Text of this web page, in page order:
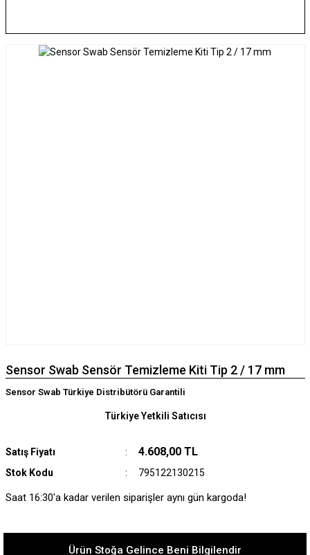
Sensor Swab Sensör Temizleme Kiti Tip 2 / 17 mm
Sensor Swab Türkiye Distribütörü Garantili
Satış Fiyatı 4.608,00 TL
Stok Kodu 795122130215
Türkiye Yetkili Satıcısı
Saat 16:30'a kadar verilen siparişler aynı gün kargoda!
Ürün Stoğa Gelince Beni Bilgilendir